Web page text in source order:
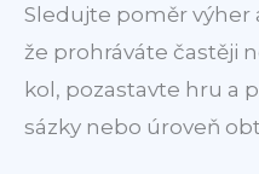
Sledujte poměr výher
že prohráváte častěji
kol, pozastavte hru a
sázky nebo úroveň